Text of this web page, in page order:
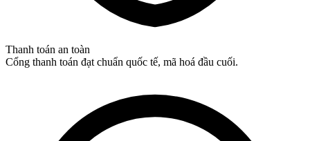
Thanh toán an toàn
Cổng thanh toán đạt chuẩn quốc tế, mã hoá đầu cuối.